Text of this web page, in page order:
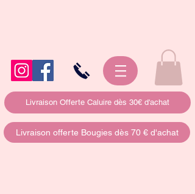
Livraison Offerte Caluire dès 30€ d'achat
Livraison offerte Bougies dès 70 € d'achat